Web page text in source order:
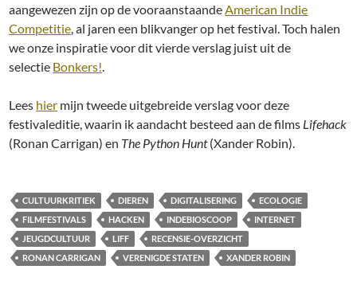
aangewezen zijn op de vooraanstaande American Indie
Competitie , al jaren een blikvanger op het festival. Toch halen
we onze inspiratie voor dit vierde verslag juist uit de
selectie Bonkers!
Lees hier mijn tweede uitgebreide verslag voor deze
festivaleditie, waarin ik aandacht besteed aan de films Lifehack
(Ronan Carrigan) en The Python Hunt(Xander Robin).
CULTUURKRITIEK DIEREN DIGITALISERING
ECOLOGIE
FILMFESTIVALS
HACKEN INDEBIOSCOOP
INTERNET
JEUGDCULTUUR
LIFF
RECENSIE-OVERZICHT
RONAN CARRIGAN
VERENIGDE STATEN XANDER ROBIN